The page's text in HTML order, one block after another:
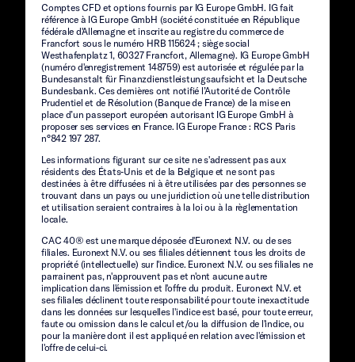
Comptes CFD et options fournis par IG Europe GmbH. IG fait
référence à IG Europe GmbH (société constituée en République
fédérale d'Allemagne et inscrite au registre du commerce de
Francfort sous le numéro HRB 115624 ; siège social
Westhafenplatz 1, 60327 Francfort, Allemagne). IG Europe GmbH
(numéro d'enregistrement 148759) est autorisée et régulée par la
Bundesanstalt für Finanzdienstleistungsaufsicht et la Deutsche
Bundesbank. Ces dernières ont notifié l’Autorité de Contrôle
Prudentiel et de Résolution (Banque de France) de la mise en
place d’un passeport européen autorisant IG Europe GmbH à
proposer ses services en France. IG Europe France : RCS Paris
n°842 197 287.
Les informations figurant sur ce site ne s'adressent pas aux
résidents des États-Unis et de la Belgique et ne sont pas
destinées à être diffusées ni à être utilisées par des personnes se
trouvant dans un pays ou une juridiction où une telle distribution
et utilisation seraient contraires à la loi ou à la règlementation
locale.
CAC 40® est une marque déposée d'Euronext N.V. ou de ses
filiales. Euronext N.V. ou ses filiales détiennent tous les droits de
propriété (intellectuelle) sur l'indice. Euronext N.V. ou ses filiales ne
parrainent pas, n'approuvent pas et n'ont aucune autre
implication dans l'émission et l'offre du produit. Euronext N.V. et
ses filiales déclinent toute responsabilité pour toute inexactitude
dans les données sur lesquelles l'indice est basé, pour toute erreur,
faute ou omission dans le calcul et/ou la diffusion de l'indice, ou
pour la manière dont il est appliqué en relation avec l'émission et
l'offre de celui-ci.